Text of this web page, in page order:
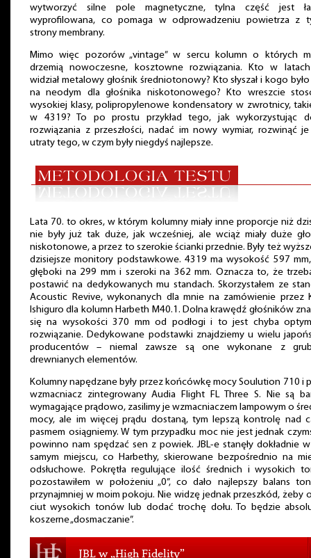
wytworzyć silne pole magnetyczne, tylna część jest
wyprofilowana, co pomaga w odprowadzeniu powietrza z
strony membrany.
Mimo więc pozorów „vintage” w sercu kolumn o których
drzemią nowoczesne, kosztowne rozwiązania. Kto w
widział metalowy głośnik średniotonowy? Kto słyszał i kogo
na neodym dla głośnika niskotonowego? Kto wreszcie
wysokiej klasy, polipropylenowe kondensatory w zwrotnicy,
w 4319? To po prostu przykład tego, jak wykorzystując
rozwiązania z przeszłości, nadać im nowy wymiar, rozwinąć
utraty tego, w czym były niegdyś najlepsze.
Lata 70. to okres, w którym kolumny miały inne proporcje niż
nie były już tak duże, jak wcześniej, ale wciąż miały duże
niskotonowe, a przez to szerokie ścianki przednie. Były też
dzisiejsze monitory podstawkowe. 4319 ma wysokość 597
głęboki na 299 mm i szeroki na 362 mm. Oznacza to, że
postawić na dedykowanych mu standach. Skorzystałem ze
Acoustic Revive, wykonanych dla mnie na zamówienie przez
Ishiguro dla kolumn Harbeth M40.1. Dolna krawędź głośników
się na wysokości 370 mm od podłogi i to jest chyba
rozwiązanie. Dedykowane podstawki znajdziemy u wielu
producentów – niemal zawsze są one wykonane z
drewnianych elementów.
Kolumny napędzane były przez końcówkę mocy Soulution 710 i
wzmacniacz zintegrowany Audia Flight FL Three S. Nie są
wymagające prądowo, zasilimy je wzmacniaczem lampowym o
mocy, ale im więcej prądu dostaną, tym lepszą kontrolę nad
pasmem osiągniemy. W tym przypadku moc nie jest jednak
powinno nam spędzać sen z powiek. JBL-e stanęły dokładnie
samym miejscu, co Harbethy, skierowane bezpośrednio na
odsłuchowe. Pokrętła regulujące ilość średnich i wysokich
pozostawiłem w położeniu „0”, co dało najlepszy balans
przynajmniej w moim pokoju. Nie widzę jednak przeszkód, żeby
ciut wysokich tonów lub dodać trochę dołu. To będzie
koszerne „dosmaczanie”.
JBL w „High Fidelity”